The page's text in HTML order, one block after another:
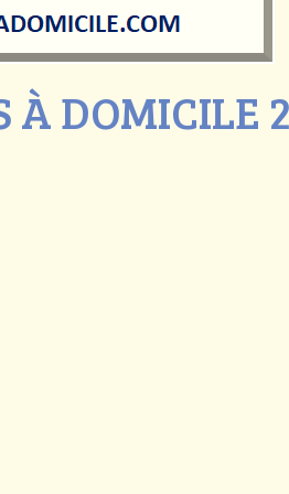
À DOMICILE